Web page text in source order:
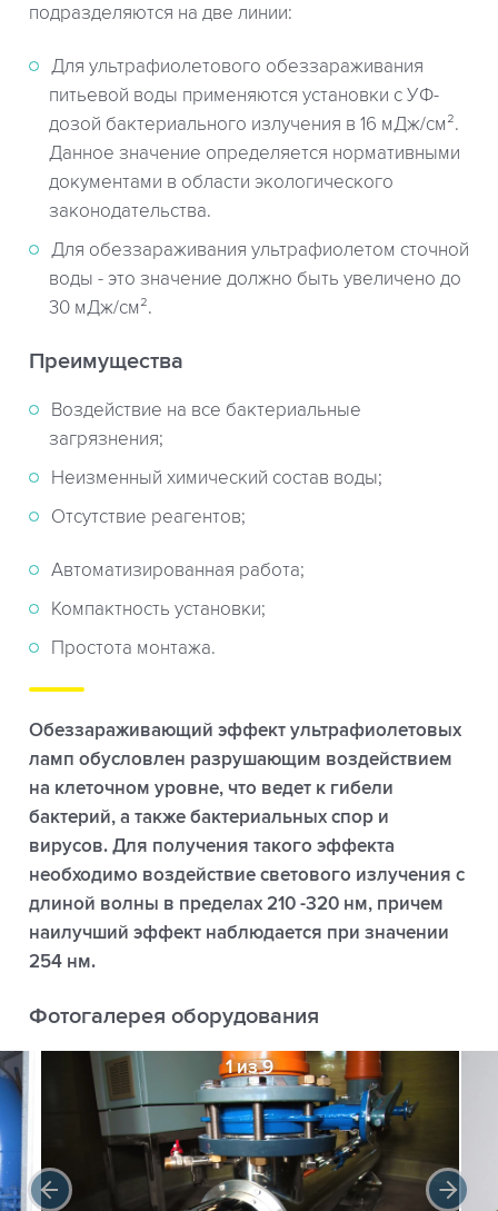
подразделяются на две линии:
Для ультрафиолетового обеззараживания
питьевой воды применяются установки с УФ-
дозой бактериального излучения в 16 мДж/см².
Данное значение определяется нормативными
документами в области экологического
законодательства.
Для обеззараживания ультрафиолетом сточной
воды - это значение должно быть увеличено до
30 мДж/см².
Преимущества
Воздействие на все бактериальные
загрязнения;
Неизменный химический состав воды;
Отсутствие реагентов;
Автоматизированная работа;
Компактность установки;
Простота монтажа.
Обеззараживающий эффект ультрафиолетовых
ламп обусловлен разрушающим воздействием
на клеточном уровне, что ведет к гибели
бактерий, а также бактериальных спор и
вирусов. Для получения такого эффекта
необходимо воздействие светового излучения с
длиной волны в пределах 210 -320 нм, причем
наилучший эффект наблюдается при значении
254 нм.
Фотогалерея оборудования
1 из 9